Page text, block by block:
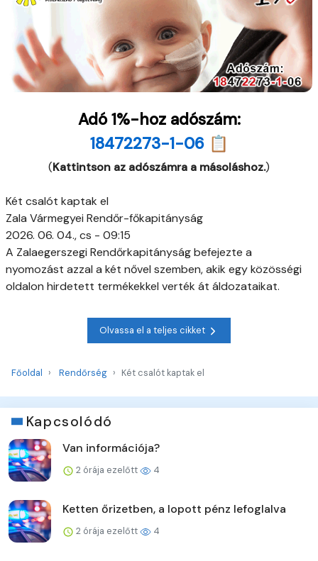
Adó 1%-hoz adószám:
18472273-1-06 📋
(Kattintson az adószámra a másoláshoz.)
Két csalót kaptak el
Zala Vármegyei Rendőr-főkapitányság
2026. 06. 04., cs - 09:15
A Zalaegerszegi Rendőrkapitányság befejezte a
nyomozást azzal a két nővel szemben, akik egy közösségi
oldalon hirdetett termékekkel verték át áldozataikat.
Olvassa el a teljes cikket
Főoldal Rendőrség Két csalót kaptak el
Kapcsolódó
Van információja?
2 órája ezelőtt 4
Ketten őrizetben, a lopott pénz lefoglalva
2 órája ezelőtt 4